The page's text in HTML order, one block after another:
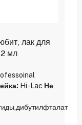
лак для
мл
Hi-Lac Не